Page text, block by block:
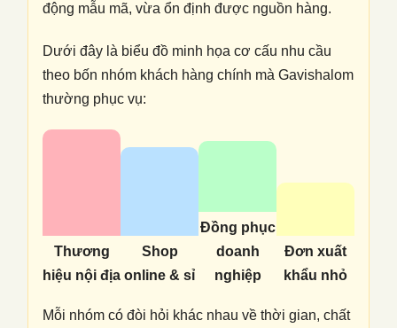
động mẫu mã, vừa ổn định được nguồn hàng.
Dưới đây là biểu đồ minh họa cơ cấu nhu cầu
theo bốn nhóm khách hàng chính mà Gavishalom
thường phục vụ:
Thương
hiệu nội địa
Shop
online & sỉ
Đồng phục
doanh
nghiệp
Đơn xuất
khẩu nhỏ
Mỗi nhóm có đòi hỏi khác nhau về thời gian, chất